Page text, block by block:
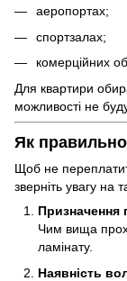
аеропортах;
спортзалах;
комерційних
Для квартири
можливості не
Як
Щоб не
зверніть увагу на
Призначення
Чим вища
ламінату.
Наявність